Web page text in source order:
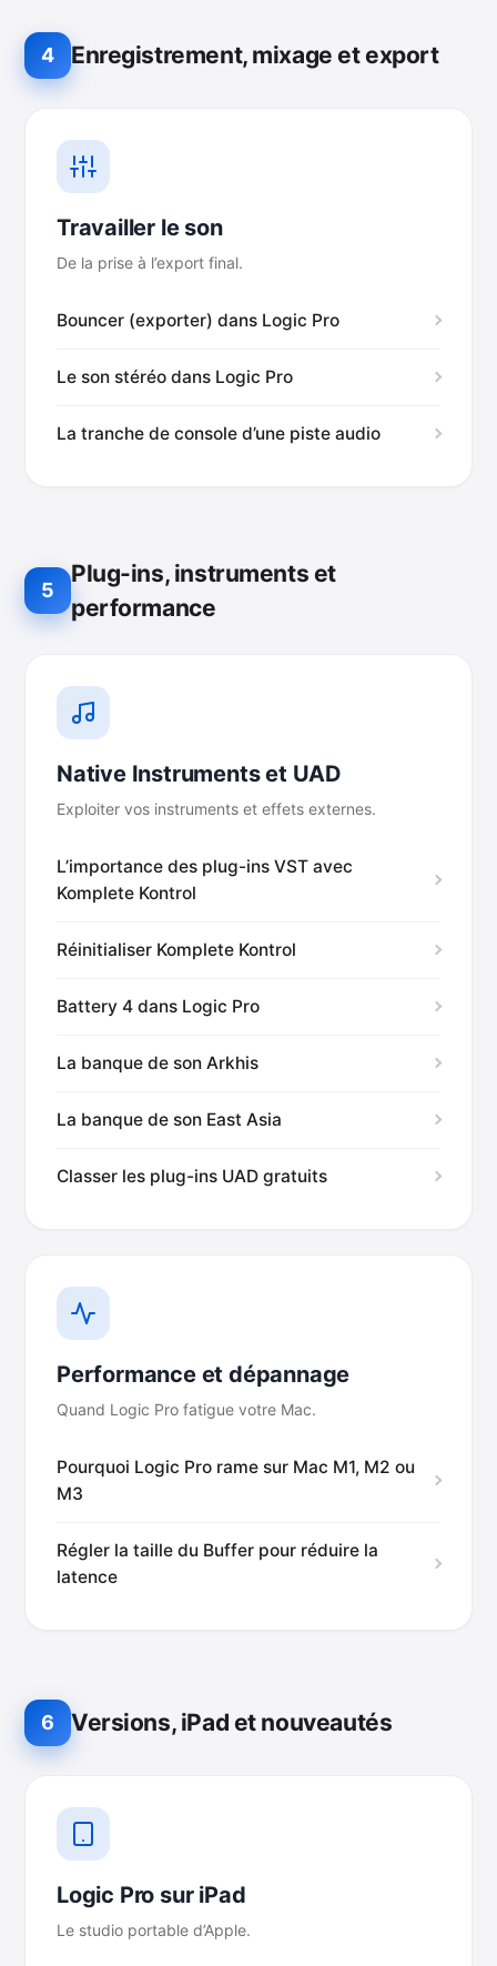
4 Enregistrement, mixage et export
Travailler le son
De la prise à l’export final.
Bouncer (exporter) dans Logic Pro
Le son stéréo dans Logic Pro
La tranche de console d’une piste audio
5
Plug-ins, instruments et
performance
Native Instruments et UAD
Exploiter vos instruments et effets externes.
L’importance des plug-ins VST avec
Komplete Kontrol
Réinitialiser Komplete Kontrol
Battery 4 dans Logic Pro
La banque de son Arkhis
La banque de son East Asia
Classer les plug-ins UAD gratuits
Performance et dépannage
Quand Logic Pro fatigue votre Mac.
Pourquoi Logic Pro rame sur Mac M1, M2 ou
M3
Régler la taille du Buffer pour réduire la
latence
6 Versions, iPad et nouveautés
Logic Pro sur iPad
Le studio portable d’Apple.